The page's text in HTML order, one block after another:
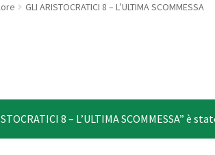
GLI ARISTOCRATICI 8 – L’ULTIMA SCOMMESSA
8 – L’ULTIMA SCOMMESSA” è